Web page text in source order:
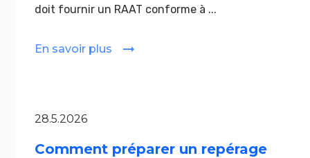
doit fournir un RAAT conforme à ...
En savoir plus
28.5.2026
Comment préparer un repérage